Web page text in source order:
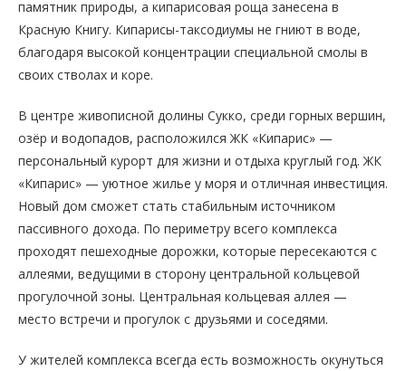
памятник природы, а кипарисовая роща занесена в
Красную Книгу. Кипарисы-таксодиумы не гниют в воде,
благодаря высокой концентрации специальной смолы в
своих стволах и коре.
В центре живописной долины Сукко, среди горных вершин,
озёр и водопадов, расположился ЖК «Кипарис» —
персональный курорт для жизни и отдыха круглый год. ЖК
«Кипарис» — уютное жилье у моря и отличная инвестиция.
Новый дом сможет стать стабильным источником
пассивного дохода. По периметру всего комплекса
проходят пешеходные дорожки, которые пересекаются с
аллеями, ведущими в сторону центральной кольцевой
прогулочной зоны. Центральная кольцевая аллея —
место встречи и прогулок с друзьями и соседями.
У жителей комплекса всегда есть возможность окунуться